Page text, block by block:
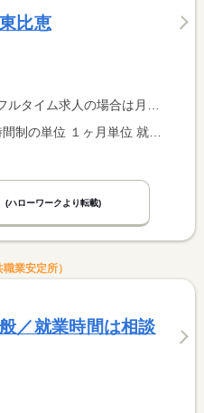
比恵
）、パート求人の場合は時間額を表示しています。
(ハローワークより転載)
業安定所）
／就業時間は相談